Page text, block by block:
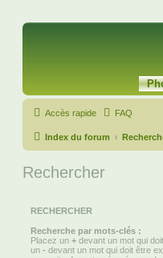
Accès rapide FAQ
Index du forum
Rechercher
RECHERCHER
Recherche par mots-clés :
Placez un + devant un mot qui
un - devant un mot qui doit être